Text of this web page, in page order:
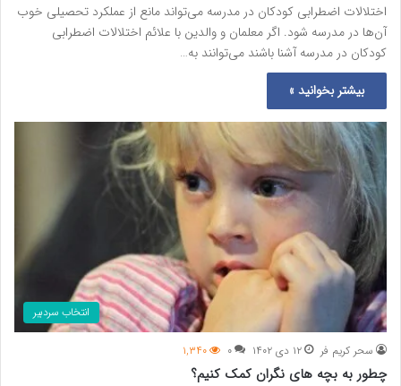
اختلالات اضطرابی کودکان در مدرسه می‌تواند مانع از عملکرد تحصیلی خوب
آن‌ها در مدرسه شود. اگر معلمان و والدین با علائم اختلالات اضطرابی
کودکان در مدرسه آشنا باشند می‌توانند به…
بیشتر بخوانید »
انتخاب سردبیر
سحر کریم فر ۱۲ دی ۱۴۰۲ ۰ ۱,۳۴۰
چطور به بچه های نگران کمک کنیم؟